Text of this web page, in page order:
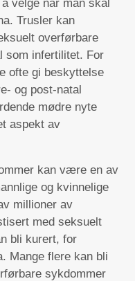
velge når man skal
Trusler kan
overførbare
som infertilitet. For
ofte gi beskyttelse
og post-natal
mødre nyte
aspekt av
kan være en av
og kvinnelige
millioner av
med seksuelt
bli kurert, for
Mange flere kan bli
sykdommer